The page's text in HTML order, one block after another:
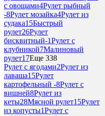
с овощами4Рулет рыбный
-8Рулет мозайка4Рулет из
судака15Быстрый
рулет26Рулет
бисквитный-1Рулет с
клубникой7Малиновый
рулет17Еще 338
Рулет с ягодами2Рулет из
лаваша15Рулет
картофельный -8Рулет с
вишней8Рулет из
кеты28Мясной рулет15Рулет
из копусты1Рулет с